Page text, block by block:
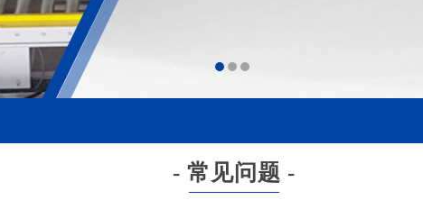
- 常见问题 -